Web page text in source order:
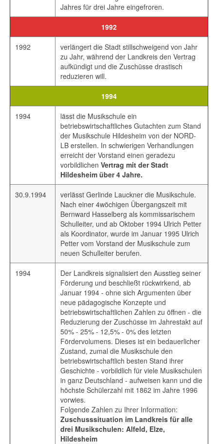
Jahres für drei Jahre eingefroren.
1992
1992
verlängert die Stadt stillschweigend von Jahr
zu Jahr, während der Landkreis den Vertrag
aufkündigt und die Zuschüsse drastisch
reduzieren will.
1994
1994
lässt die Musikschule ein
betriebswirtschaftliches Gutachten zum Stand
der Musikschule Hildesheim von der NORD-
LB erstellen. In schwierigen Verhandlungen
erreicht der Vorstand einen geradezu
vorbildlichen Vertrag mit der Stadt
Hildesheim über 4 Jahre.
30.9.1994
verlässt Gerlinde Lauckner die Musikschule.
Nach einer 4wöchigen Übergangszeit mit
Bernward Hasselberg als kommissarischem
Schulleiter, und ab Oktober 1994 Ulrich Petter
als Koordinator, wurde im Januar 1995 Ulrich
Petter vom Vorstand der Musikschule zum
neuen Schulleiter berufen.
1994
Der Landkreis signalisiert den Ausstieg seiner
Förderung und beschließt rückwirkend, ab
Januar 1994 - ohne sich Argumenten über
neue pädagogische Konzepte und
betriebswirtschaftlichen Zahlen zu öffnen - die
Reduzierung der Zuschüsse im Jahrestakt auf
50% - 25% - 12,5% - 0% des letzten
Fördervolumens. Dieses ist ein bedauerlicher
Zustand, zumal die Musikschule den
betriebswirtschaftlich besten Stand ihrer
Geschichte - vorbildlich für viele Musikschulen
in ganz Deutschland - aufweisen kann und die
höchste Schülerzahl mit 1862 im Jahre 1996
vorwies.
Folgende Zahlen zu Ihrer Information:
Zuschusssituation im Landkreis für alle
drei Musikschulen: Alfeld, Elze,
Hildesheim